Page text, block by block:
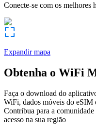
Conecte-se com os melhores
Expandir mapa
Obtenha o WiFi
Faça o download do
WiFi, dados móveis do eSIM
Contribua para a
acesso na sua região